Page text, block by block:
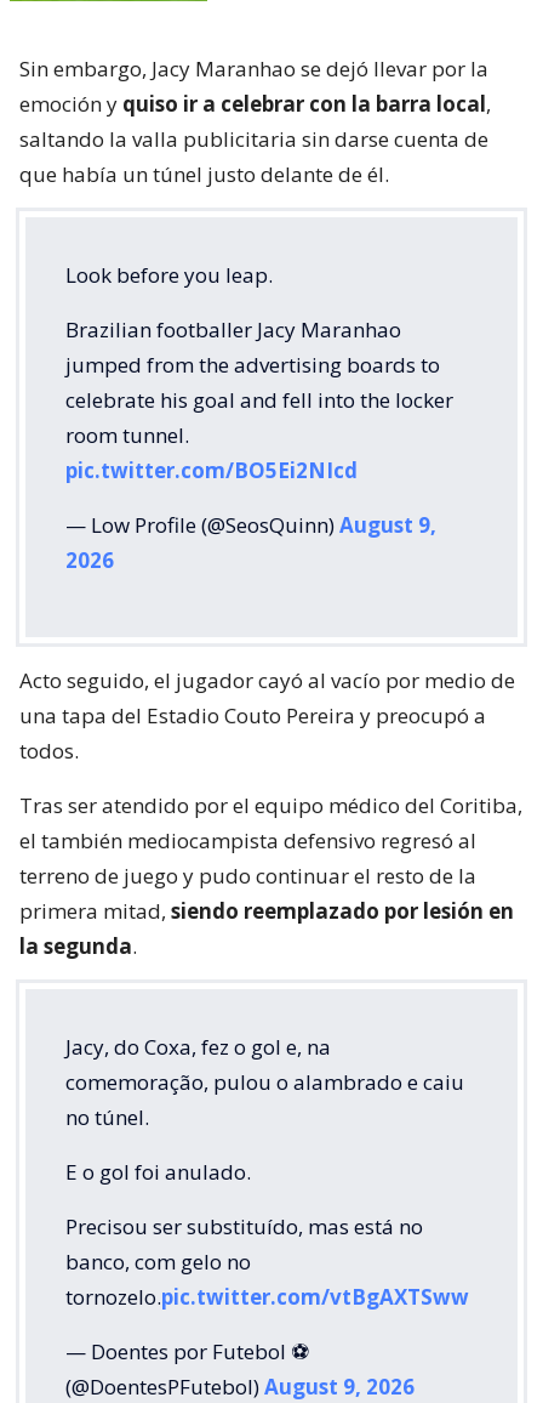
Sin embargo, Jacy Maranhao se dejó llevar por la
emoción y quiso ir a celebrar con la barra local,
saltando la valla publicitaria sin darse cuenta de
que había un túnel justo delante de él.
Look before you leap.
Brazilian footballer Jacy Maranhao
jumped from the advertising boards to
celebrate his goal and fell into the locker
room tunnel.
pic.twitter.com/BO5Ei2NIcd
— Low Profile (@SeosQuinn)August 9,
2026
Acto seguido, el jugador cayó al vacío por medio de
una tapa del Estadio Couto Pereira y preocupó a
todos.
Tras ser atendido por el equipo médico del Coritiba,
el también mediocampista defensivo regresó al
terreno de juego y pudo continuar el resto de la
primera mitad, siendo reemplazado por lesión en
la segunda.
Jacy, do Coxa, fez o gol e, na
comemoração, pulou o alambrado e caiu
no túnel.
E o gol foi anulado.
Precisou ser substituído, mas está no
banco, com gelo no
tornozelo.pic.twitter.com/vtBgAXTSww
— Doentes por Futebol ⚽
(@DoentesPFutebol)August 9, 2026